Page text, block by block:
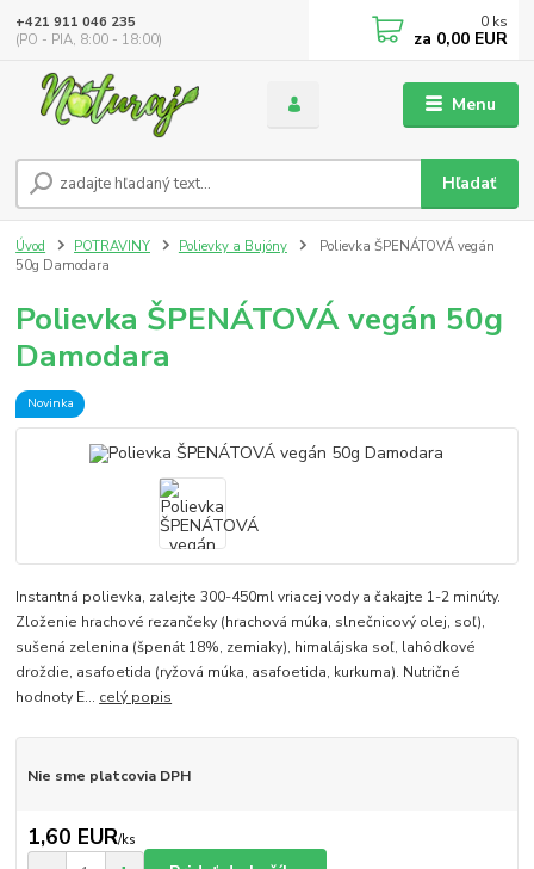
Menu
Hľadať
+421 911 046 235
(PO - PIA, 8:00 - 18:00)
0 ks
za 0,00 EUR
Úvod POTRAVINY Polievky a Bujóny
Polievka ŠPENÁTOVÁ vegán
50g Damodara
Polievka ŠPENÁTOVÁ vegán 50g
Damodara
Novinka
Instantná polievka, zalejte 300-450ml vriacej vody a čakajte 1-2 minúty.
Zloženie hrachové rezančeky (hrachová múka, slnečnicový olej, soľ),
sušená zelenina (špenát 18%, zemiaky), himalájska soľ, lahôdkové
droždie, asafoetida (ryžová múka, asafoetida, kurkuma). Nutričné ​​
hodnoty E... celý popis
Nie sme platcovia DPH
1,60 EUR/ks